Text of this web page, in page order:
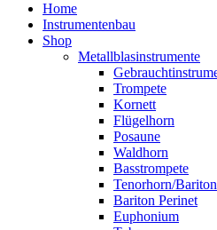
Home
Instrumentenbau
Shop
Metallblasinstrumente
Trompete
Kornett
Flügelhorn
Posaune
Waldhorn
Basstrompete
Tenorhorn/Bariton
Bariton Perinet
Euphonium